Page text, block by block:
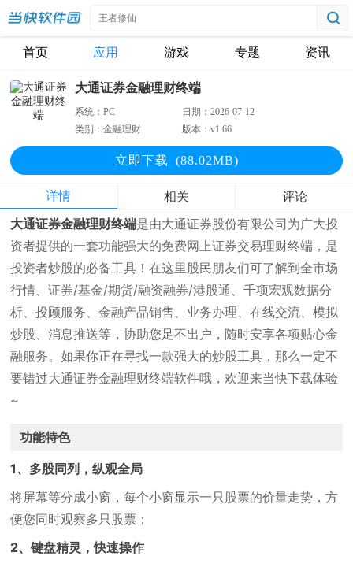
首页 应用 游戏 专题 资讯
大通证券金融理财终端
系统：PC 日期：2026-07-12
类别：金融理财 版本：v1.66
立即下载 (88.02MB)
详情 相关 评论
大通证券金融理财终端是由大通证券股份有限公司为广大投
资者提供的一套功能强大的免费网上证券交易理财终端，是
投资者炒股的必备工具！在这里股民朋友们可了解到全市场
行情、证券/基金/期货/融资融券/港股通、千项宏观数据分
析、投顾服务、金融产品销售、业务办理、在线交流、模拟
炒股、消息推送等，协助您足不出户，随时安享各项贴心金
融服务。如果你正在寻找一款强大的炒股工具，那么一定不
要错过大通证券金融理财终端软件哦，欢迎来当快下载体验
~
功能特色
1、多股同列，纵观全局
将屏幕等分成小窗，每个小窗显示一只股票的价量走势，方
便您同时观察多只股票；
2、键盘精灵，快速操作